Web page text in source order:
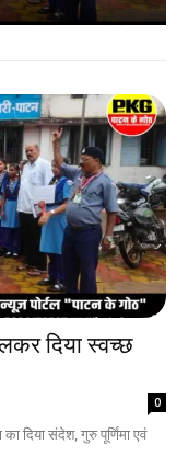
दिया स्वच्छ
0
दिया संदेश, गुरु पूर्णिमा एवं